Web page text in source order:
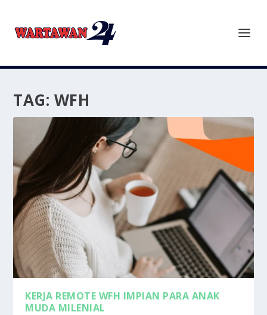
TAG: WFH
KERJA REMOTE WFH IMPIAN PARA ANAK
MUDA MILENIAL